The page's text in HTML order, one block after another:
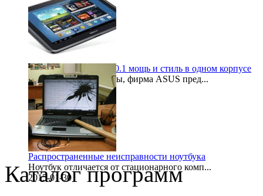
Samsung galaxy note 10.1 мощь и стиль в одном корпусе
После некоторой паузы, фирма ASUS пред...
1999-11-30
Распространенные неисправности ноутбука
Ноутбук отличается от стационарного комп...
2015-01-30
Каталог программ